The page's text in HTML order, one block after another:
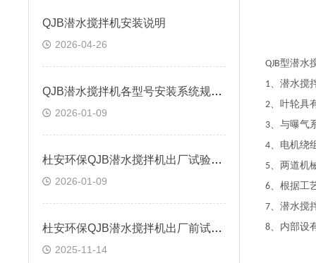
QJB潜水搅拌机安装说明
2026-04-26
QJB潜水搅拌机各型号安装系统规格尺寸
2026-01-09
杜安环保QJB潜水搅拌机出厂试验内容
2026-01-09
杜安环保QJB潜水搅拌机出厂前试验说明
2025-11-14
QJB型潜水
1、潜水搅
2、叶轮具
3、与曝气
4、电机绕
5、两道机
6、根据工
7、潜水搅
8、内部设